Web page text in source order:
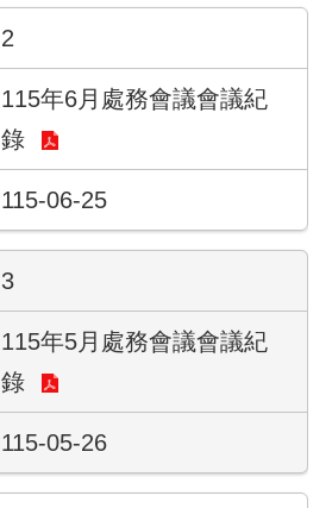
2
115年6月處務會議會議紀
錄
115-06-25
3
115年5月處務會議會議紀
錄
115-05-26